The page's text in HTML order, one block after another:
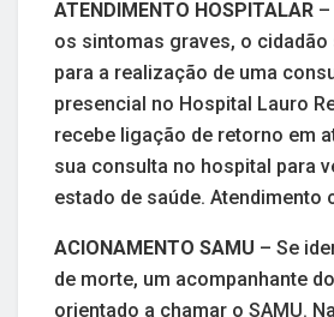
ATENDIMENTO HOSPITALAR
os sintomas graves, o
para a realização de uma
presencial no Hospital Lauro
recebe ligação de retorno em
sua consulta no hospital para
estado de saúde. Atendimento
ACIONAMENTO SAMU – Se
de morte, um acompanhante
orientado a chamar o SAMU.